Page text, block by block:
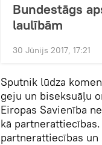
Bundestāgs
laulībām
30 Jūnijs 2017, 17:21
Sputnik lūdza
geju un biseksuāļu
Eiropas Savienība
kā
partnerattiecības un